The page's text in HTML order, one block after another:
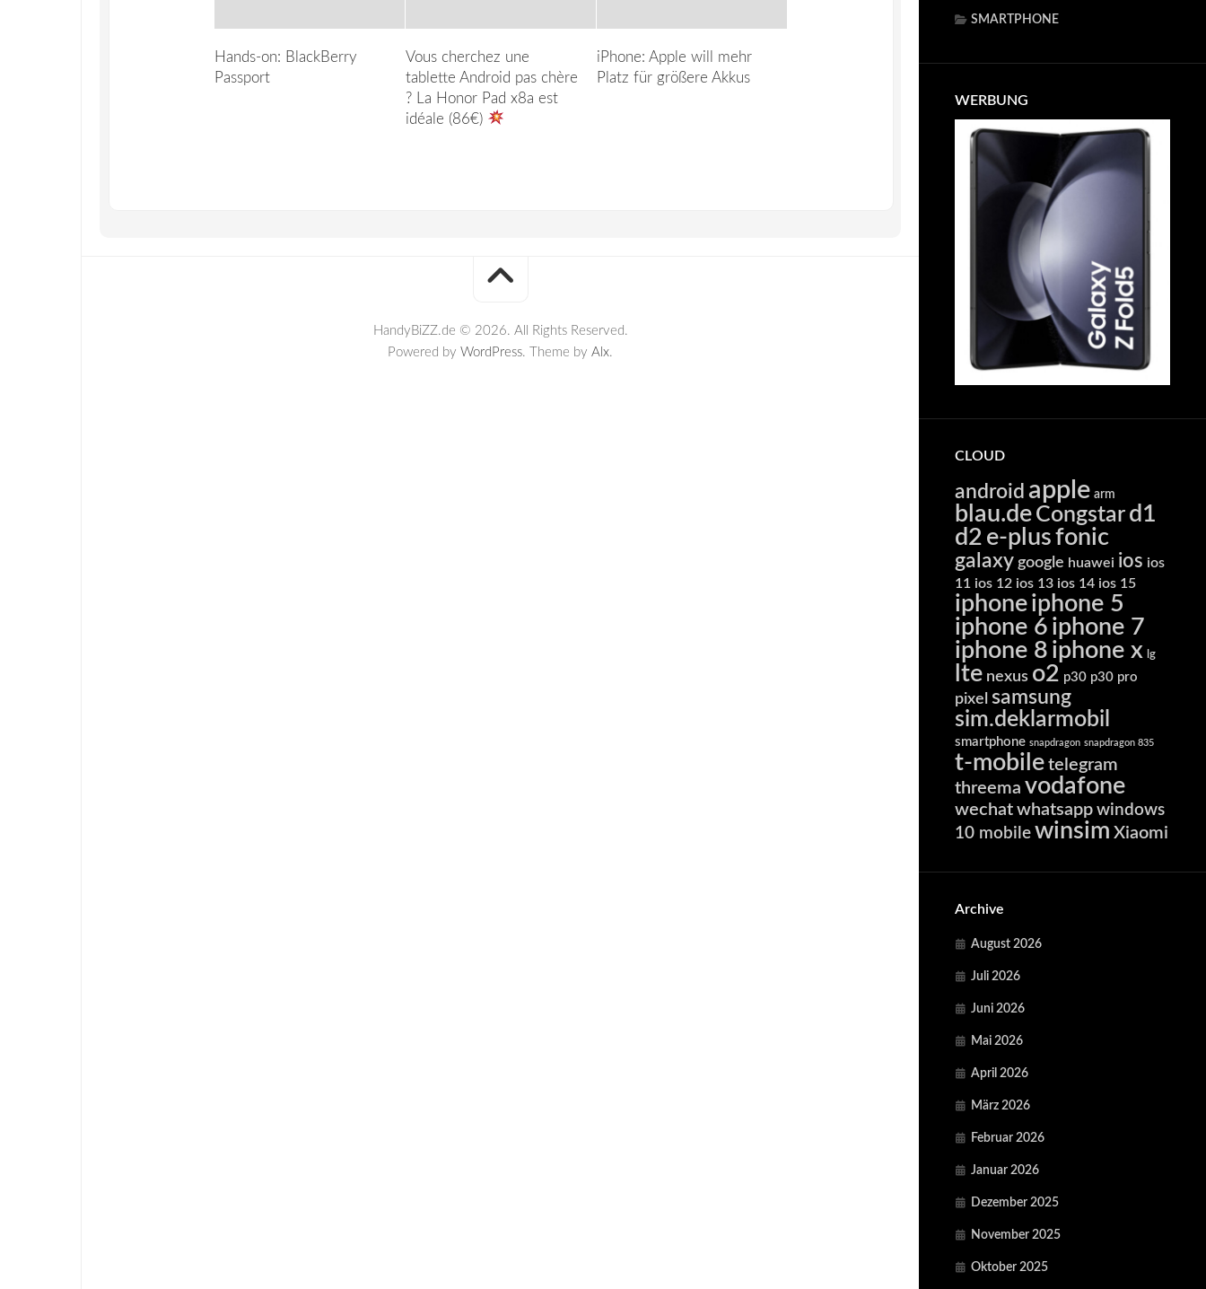
SMARTPHONE
WERBUNG
CLOUD
android apple arm
blau.de Congstar d1
d2 e-plusfonic
galaxy google huawei ios ios
11 ios 12 ios 13 ios 14 ios 15
iphoneiphone 5
iphone 6 iphone 7
iphone 8 iphone x lg
lte nexus o2 p30 p30 pro
pixel samsung
sim.deklarmobil
smartphone snapdragon snapdragon 835
t-mobile telegram
threema vodafone
wechat whatsapp windows
10 mobile winsim Xiaomi
Archive
August 2026
Juli 2026
Juni 2026
Mai 2026
April 2026
März 2026
Februar 2026
Januar 2026
Dezember 2025
November 2025
Oktober 2025
Hands-on: BlackBerry
Passport
Vous cherchez une
tablette Android pas chère
? La Honor Pad x8a est
idéale (86€)
iPhone: Apple will mehr
Platz für größere Akkus
HandyBiZZ.de © 2026. All Rights Reserved.
Powered by WordPress. Theme by Alx.